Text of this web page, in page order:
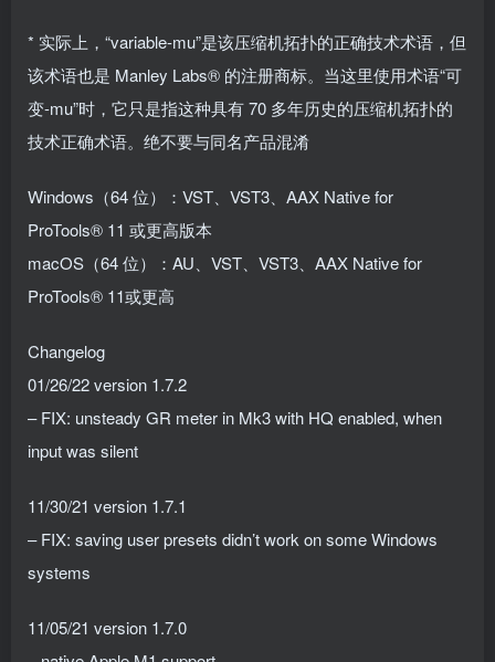
* 实际上，“variable-mu”是该压缩机拓扑的正确技术术语，但
该术语也是 Manley Labs® 的注册商标。当这里使用术语“可
变-mu”时，它只是指这种具有 70 多年历史的压缩机拓扑的
技术正确术语。绝不要与同名产品混淆
Windows（64 位）：VST、VST3、AAX Native for
ProTools® 11 或更高版本
macOS（64 位）：AU、VST、VST3、AAX Native for
ProTools® 11或更高
Changelog
01/26/22 version 1.7.2
– FIX: unsteady GR meter in Mk3 with HQ enabled, when
input was silent
11/30/21 version 1.7.1
– FIX: saving user presets didn’t work on some Windows
systems
11/05/21 version 1.7.0